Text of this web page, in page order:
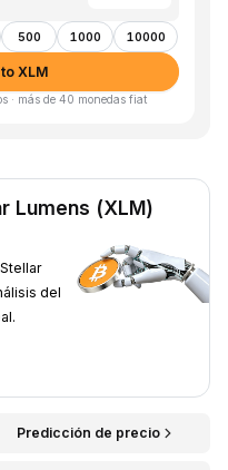
500 1000 10000
XLM
· más de 40 monedas fiat
Lumens (XLM)
del
Predicción de precio